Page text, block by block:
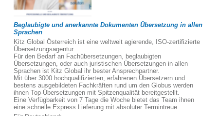
Beglaubigte und anerkannte Dokumenten Übersetzung in allen
Sprachen
Kitz Global Österreich ist eine weltweit agierende, ISO-zertifizierte
Übersetzungsagentur.
Für den Bedarf an Fachübersetzungen, beglaubigten
Übersetzungen, oder auch juristischen Übersetzungen in allen
Sprachen ist Kitz Global ihr bester Ansprechpartner.
Mit über 3000 hochqualifizierten, erfahrenen Übersetzern und
bestens ausgebildeten Fachkräften rund um den Globus werden
ihnen Top-Übersetzungen mit Spitzenqualität bereitgestellt.
Eine Verfügbarkeit von 7 Tage die Woche bietet das Team ihnen
eine schnelle Express Lieferung mit absoluter Termintreue.